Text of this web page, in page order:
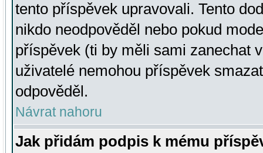
tento příspěvek upravovali. Tento
nikdo neodpověděl nebo pokud
příspěvek (ti by měli sami zanechat
uživatelé nemohou příspěvek
odpověděl.
Návrat nahoru
Jak přidám podpis k mému